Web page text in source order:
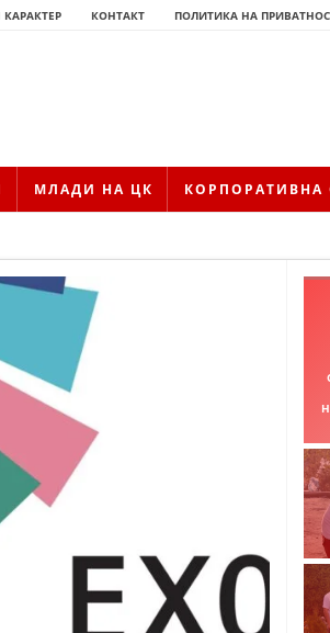
КОНТАКТ ПОЛИТИКА НА
МЛАДИ НА ЦК КОРПОРАТИВНА
НА ЦКРМ
ДВИЖЕЊЕТО
ТЕЛА